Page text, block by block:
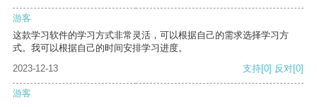
游客
这款学习软件的学习方式非常灵活，可以根据自己的需求选择学习方
式。我可以根据自己的时间安排学习进度。
2023-12-13
支持[0] 反对[0]
游客